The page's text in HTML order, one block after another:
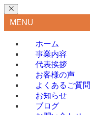
MENU
ホーム
事業内容
代表挨拶
お客様の声
よくあるご質問
お知らせ
ブログ